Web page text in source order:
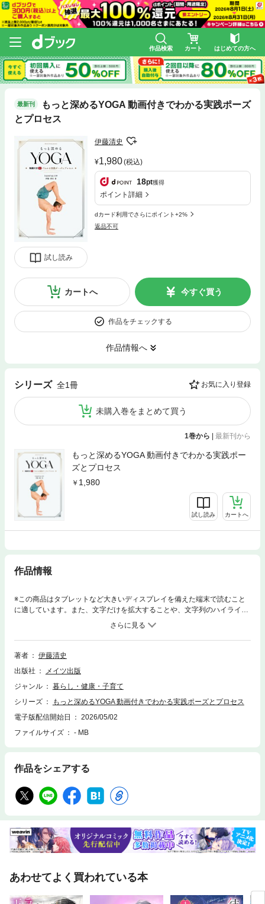
作品検索 カート はじめての方へ
最新刊
もっと深めるYOGA 動画付きでわかる実践ポーズ
とプロセス
試し読み
伊藤清史
1,980(税込)
18pt獲得
ポイント詳細
dカード利用でさらにポイント+2%
返品不可
カートへ 今すぐ買う
作品をチェックする
作品情報へ
シリーズ 全1冊 お気に入り登録
未購入巻をまとめて買う
1巻から | 最新刊から
もっと深めるYOGA 動画付きでわかる実践ポー
ズとプロセス
1,980
試し読み カートへ
作品情報
※この商品はタブレットなど大きいディスプレイを備えた端末で読むこと
に適しています。また、文字だけを拡大することや、文字列のハイライ
ト、検索、辞書の参照、引用などの機能が使用できません。★ 本質を大
切に、道を究める1冊。★ アーサナとシークエンスを 質の高い実演
で解説。◇◆◇ 著者からのコメント ◇◆◇この本にまとめられている内
容は、ヨガにおけるアーサナ（= ヨガポーズ）を習得していくための方法
解すること」はむしろ簡単だと思います。理解するだけなら、本を読んだ
り、話を聞けばわかりますが、実際にやることは別ものです。要するに、
ーサナ」で上達のコツを掴むことは、ある意味、偶然でもあると考えてい
ます。偶然というのは確率的に起こるということです。ヨガの練習を継続
することでコツを掴む確率は高まります。アーサナは呼吸法や瞑想法のた
めの準備であり、そのための身体づくりです。アーサナをマスターするこ
す。決して筋力トレーニングが目的ではありません。ヨガもアーサナが目
践していけば、徐々に人間関係にも変化が現れます。感情的になることが
減り、刺激を求めることも少なくなります。そうすると生活の中で調和の
でもアーサナに特化して解説し、そしてアーサナのプラクティスのヒント
をまとめました。ヨガを通じて身軽に、気軽に、爽やかになってほしいと
思います。ヨガはとても楽しいものです。その楽しさが伝われば幸いで
ベーシックアーサナ カラダの土台づくり＊ 太陽礼拝＊ シールシャ・シ
タンダードアーサナ 次への橋渡し＊ カピンジャラのためのシークエンス
著者
伊藤清史
出版社
メイツ出版
ジャンル
暮らし・健康・子育て
シリーズ
もっと深めるYOGA 動画付きでわかる実践ポーズとプロセス
電子版配信開始日
2026/05/02
ファイルサイズ
- MB
作品をシェアする
あわせてよく買われている本